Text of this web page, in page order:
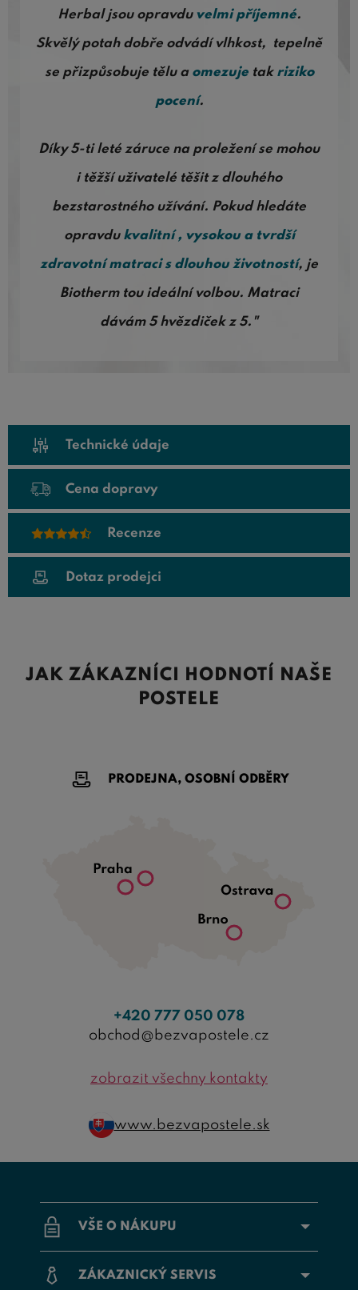
Herbal jsou opravdu velmi příjemné.
Skvělý potah dobře odvádí vlhkost, tepelně
se přizpůsobuje tělu a omezujetak riziko
pocení.
Díky 5-ti leté záruce na proležení se mohou
i těžší uživatelé těšit z dlouhého
bezstarostného užívání. Pokud hledáte
opravdu kvalitní , vysokou a tvrdší
zdravotní matraci s dlouhou životností, je
Biotherm tou ideální volbou. Matraci
dávám 5 hvězdiček z 5."
Technické údaje
Cena dopravy
Recenze
Dotaz prodejci
JAK ZÁKAZNÍCI HODNOTÍ NAŠE
POSTELE
VŠE O NÁKUPU
ZÁKAZNICKÝ SERVIS
PRODEJNA, OSOBNÍ ODBĚRY
+420 777 050 078
obchod@bezvapostele.cz
zobrazit všechny kontakty
www.bezvapostele.sk